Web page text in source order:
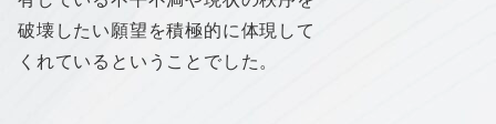
破壊したい願望を積極的に体現して
くれているということでした。